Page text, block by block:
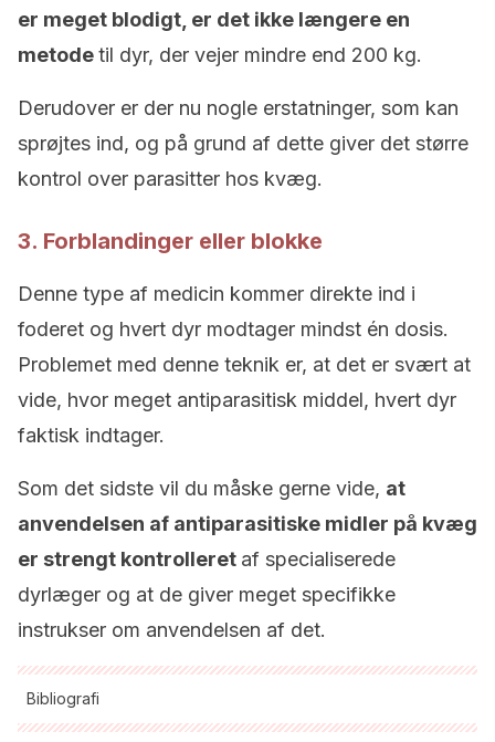
er meget blodigt, er det ikke længere en
metodetil dyr, der vejer mindre end 200 kg.
Derudover er der nu nogle erstatninger, som kan
sprøjtes ind, og på grund af dette giver det større
kontrol over parasitter hos kvæg.
3. Forblandinger eller blokke
Denne type af medicin kommer direkte ind i
foderet og hvert dyr modtager mindst én dosis.
Problemet med denne teknik er, at det er svært at
vide, hvor meget antiparasitisk middel, hvert dyr
faktisk indtager.
Som det sidste vil du måske gerne vide, at
anvendelsen af antiparasitiske midler på kvæg
er strengt kontrolleret af specialiserede
dyrlæger og at de giver meget specifikke
instrukser om anvendelsen af det.
Bibliografi
Alle citerede kilder blev grundigt gennemgået af vores team